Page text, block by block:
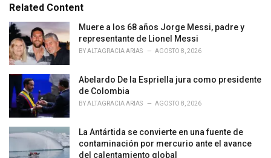
e
o
i
e
Related Content
Muere a los 68 años Jorge Messi, padre y
representante de Lionel Messi
BYALTAGRACIA ARIAS AGOSTO 8, 2026
Abelardo De la Espriella jura como presidente
de Colombia
BYALTAGRACIA ARIAS AGOSTO 8, 2026
La Antártida se convierte en una fuente de
contaminación por mercurio ante el avance
del calentamiento global